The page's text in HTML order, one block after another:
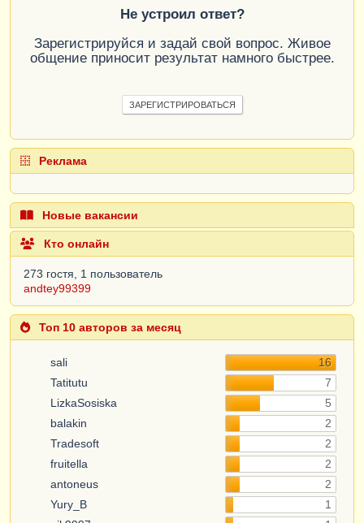
Не устроил ответ?
Зарегистрируйся и задай свой вопрос. Живое
общение приносит результат намного быстрее.
ЗАРЕГИСТРИРОВАТЬСЯ
Реклама
Новые вакансии
Кто онлайн
273 гостя, 1 пользователь
andtey99399
Топ 10 авторов за месяц
sali
16
Tatitutu
7
LizkaSosiska
5
balakin
2
Tradesoft
2
fruitella
2
antoneus
2
Yury_B
1